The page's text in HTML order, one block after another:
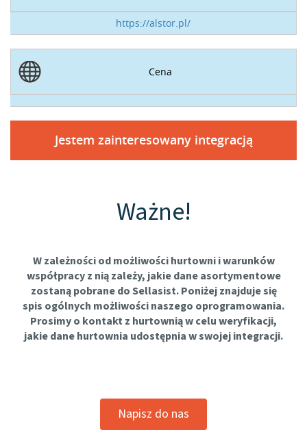
https://alstor.pl/
Cena
Jestem zainteresowany integracją
Ważne!
W zależności od możliwości hurtowni i warunków
współpracy z nią zależy, jakie dane asortymentowe
zostaną pobrane do Sellasist. Poniżej znajduje się
spis ogólnych możliwości naszego oprogramowania.
Prosimy o kontakt z hurtownią w celu weryfikacji,
jakie dane hurtownia udostępnia w swojej integracji.
Napisz do nas